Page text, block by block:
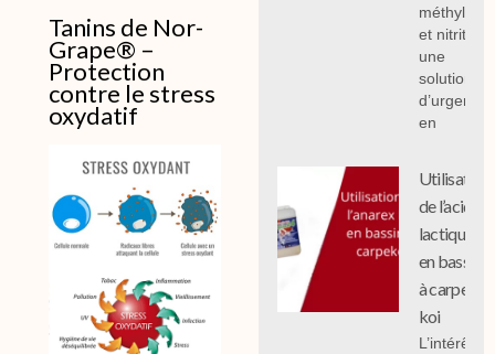
Tanins de Nor-
Grape® –
Protection
contre le stress
oxydatif
méthylène
et nitrites :
une
solution
d’urgence
en
Utilisation
de l’acide
lactique
en bassin
à carpe
koi
L’intérêt